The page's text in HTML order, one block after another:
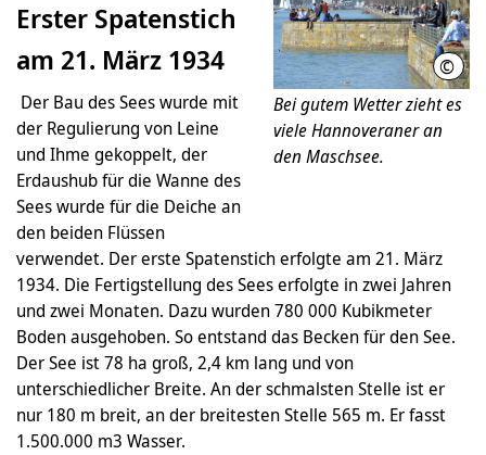
©
Bei gutem Wetter zieht es
viele Hannoveraner an
den Maschsee.
Erster Spatenstich
am 21. März 1934
Der Bau des Sees wurde mit
der Regulierung von Leine
und Ihme gekoppelt, der
Erdaushub für die Wanne des
Sees wurde für die Deiche an
den beiden Flüssen
verwendet. Der erste Spatenstich erfolgte am 21. März
1934. Die Fertigstellung des Sees erfolgte in zwei Jahren
und zwei Monaten. Dazu wurden 780 000 Kubikmeter
Boden ausgehoben. So entstand das Becken für den See.
Der See ist 78 ha groß, 2,4 km lang und von
unterschiedlicher Breite. An der schmalsten Stelle ist er
nur 180 m breit, an der breitesten Stelle 565 m. Er fasst
1.500.000 m3 Wasser.